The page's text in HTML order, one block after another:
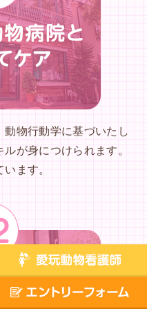
物行動学に基づいたし
が身につけられます。
ます。